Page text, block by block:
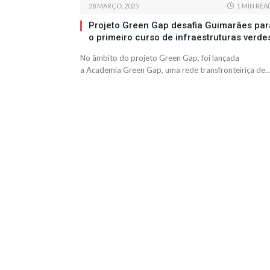
28 MARÇO, 2025 1 MIN
Projeto Green Gap desafia Guimarães
o primeiro curso de infraestruturas
No âmbito do projeto Green Gap, foi lançada
a Academia Green Gap, uma rede transfronteiriça de…